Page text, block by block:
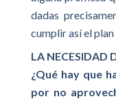
dadas
cumplir así el
LA NECESIDAD
¿Qué hay que
por no